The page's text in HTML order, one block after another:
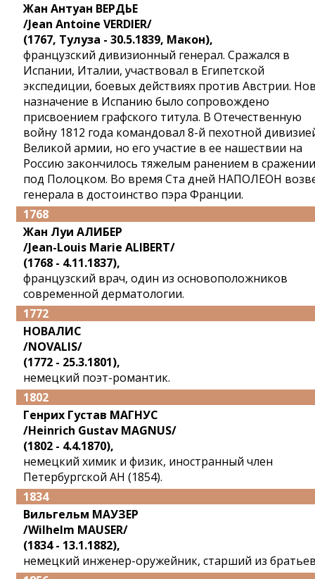
Жан Антуан ВЕРДЬЕ
/Jean Antoine VERDIER/
(1767, Тулуза - 30.5.1839, Макон),
французский дивизионный генерал. Сражался в
Испании, Италии, участвовал в Египетской
экспедиции, боевых действиях против Австрии.
назначение в Испанию было сопровождено
присвоением графского титула. В Отечественную
войну 1812 года командовал 8-й пехотной
Великой армии, но его участие в ее нашествии на
Россию закончилось тяжелым ранением в сражении
под Полоцком. Во время Ста дней НАПОЛЕОН
генерала в достоинство пэра Франции.
1768
Жан Луи АЛИБЕР
/Jean-Louis Marie ALIBERT/
(1768 - 4.11.1837),
французский врач, один из основоположников
современной дерматологии.
1772
НОВАЛИС
/NOVALIS/
(1772 - 25.3.1801),
немецкий поэт-романтик.
1802
Генрих Густав МАГНУС
/Heinrich Gustav MAGNUS/
(1802 - 4.4.1870),
немецкий химик и физик, иностранный член
Петербургской АН (1854).
1834
Вильгельм МАУЗЕР
/Wilhelm MAUSER/
(1834 - 13.1.1882),
немецкий инженер-оружейник, старший из